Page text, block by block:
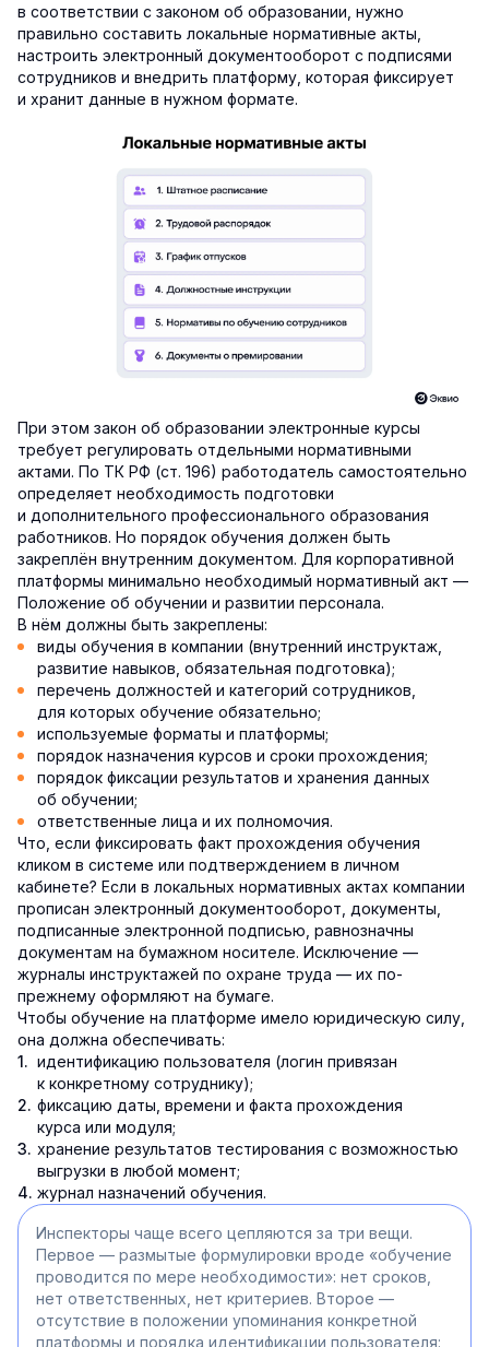
в соответствии с законом об образовании, нужно
правильно составить локальные нормативные акты,
настроить электронный документооборот с подписями
сотрудников и внедрить платформу, которая фиксирует
и хранит данные в нужном формате.
При этом закон об образовании электронные курсы
требует регулировать отдельными нормативными
актами. По ТК РФ (ст. 196) работодатель самостоятельно
определяет необходимость подготовки
и дополнительного профессионального образования
работников. Но порядок обучения должен быть
закреплён внутренним документом. Для корпоративной
платформы минимально необходимый нормативный акт —
Положение об обучении и развитии персонала.
В нём должны быть закреплены:
виды обучения в компании (внутренний инструктаж,
развитие навыков, обязательная подготовка);
перечень должностей и категорий сотрудников,
для которых обучение обязательно;
используемые форматы и платформы;
порядок назначения курсов и сроки прохождения;
порядок фиксации результатов и хранения данных
об обучении;
ответственные лица и их полномочия.
Что, если фиксировать факт прохождения обучения
кликом в системе или подтверждением в личном
кабинете? Если в локальных нормативных актах компании
прописан электронный документооборот, документы,
подписанные электронной подписью, равнозначны
документам на бумажном носителе. Исключение —
журналы инструктажей по охране труда — их по-
прежнему оформляют на бумаге.
Чтобы обучение на платформе имело юридическую силу,
она должна обеспечивать:
идентификацию пользователя (логин привязан
к конкретному сотруднику);
фиксацию даты, времени и факта прохождения
курса или модуля;
хранение результатов тестирования с возможностью
выгрузки в любой момент;
журнал назначений обучения.
Инспекторы чаще всего цепляются за три вещи.
Первое — размытые формулировки вроде «обучение
проводится по мере необходимости»: нет сроков,
нет ответственных, нет критериев. Второе —
отсутствие в положении упоминания конкретной
платформы и порядка идентификации пользователя: